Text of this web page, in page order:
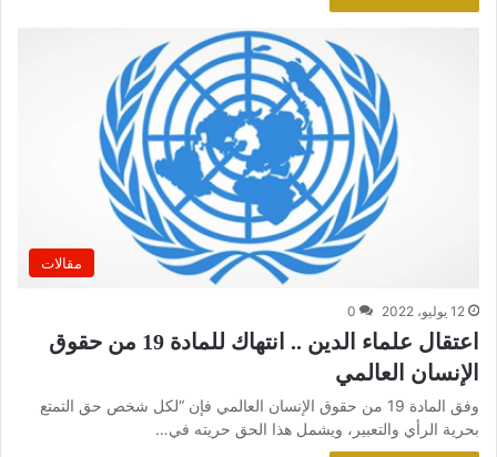
مقالات
12 يوليو، 2022 0
اعتقال علماء الدين .. انتهاك للمادة 19 من حقوق
الإنسان العالمي
وفق المادة 19 من حقوق الإنسان العالمي فإن “لكل شخص حق التمتع
بحرية الرأي والتعبير، ويشمل هذا الحق حريته في…